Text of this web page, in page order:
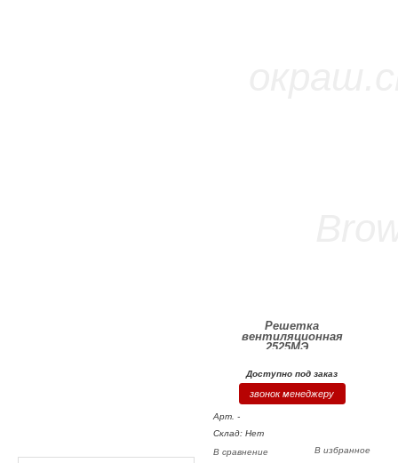
Решетка
вентиляционная
2525МЭ...
Доступно под заказ
звонок менеджеру
Арт. -
Склад: Нет
В избранное
В сравнение